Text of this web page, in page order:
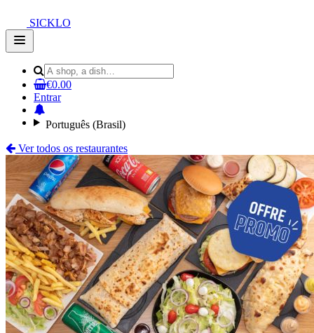
SICKLO
Open
main
€0.00
Entrar
Português (Brasil)
Ver todos os restaurantes